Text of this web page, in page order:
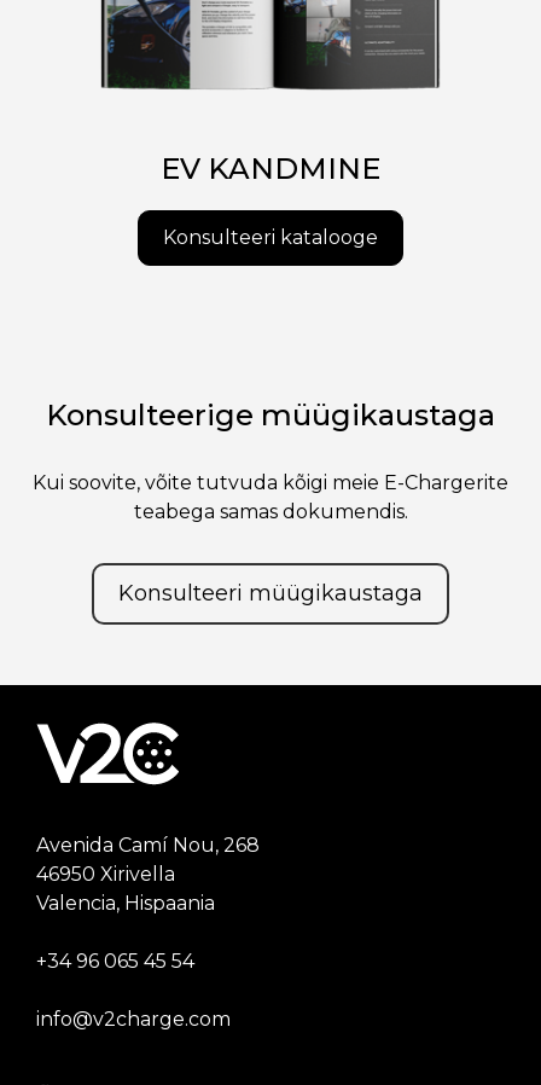
EV KANDMINE
Konsulteeri katalooge
Konsulteerige müügikaustaga
Kui soovite, võite tutvuda kõigi meie E-Chargerite
teabega samas dokumendis.
Konsulteeri müügikaustaga
Avenida Camí Nou, 268
46950 Xirivella
Valencia, Hispaania
+34 96 065 45 54
info@v2charge.com